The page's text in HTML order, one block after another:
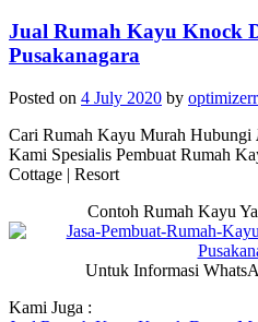
Jual Rumah Kayu Knock
Pusakanagara
Posted on 4 July 2020 by
Cari Rumah Kayu Murah Hubungi
Kami Spesialis Pembuat Rumah
Cottage | Resort
Contoh Rumah Kayu
Untuk Informasi
Kami Juga :